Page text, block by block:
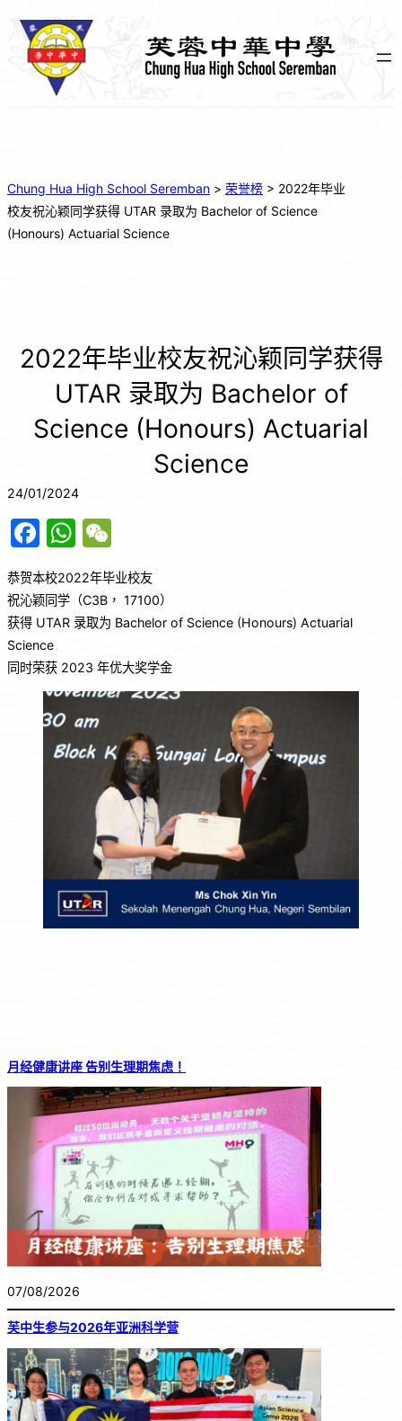
Chung Hua High School Seremban > 荣誉榜 > 2022年毕业
校友祝沁颖同学获得 UTAR 录取为 Bachelor of Science
(Honours) Actuarial Science
2022年毕业校友祝沁颖同学获得
UTAR 录取为 Bachelor of
Science (Honours) Actuarial
Science
24/01/2024
F
c
e
b
o
o
k
W
at
s
p
p
C
h
恭贺本校2022年毕业校友
祝沁颖同学（C3B， 17100）
获得 UTAR 录取为 Bachelor of Science (Honours) Actuarial
Science
同时荣获 2023 年优大奖学金
月经健康讲座 告别生理期焦虑！
07/08/2026
芙中生参与2026年亚洲科学营